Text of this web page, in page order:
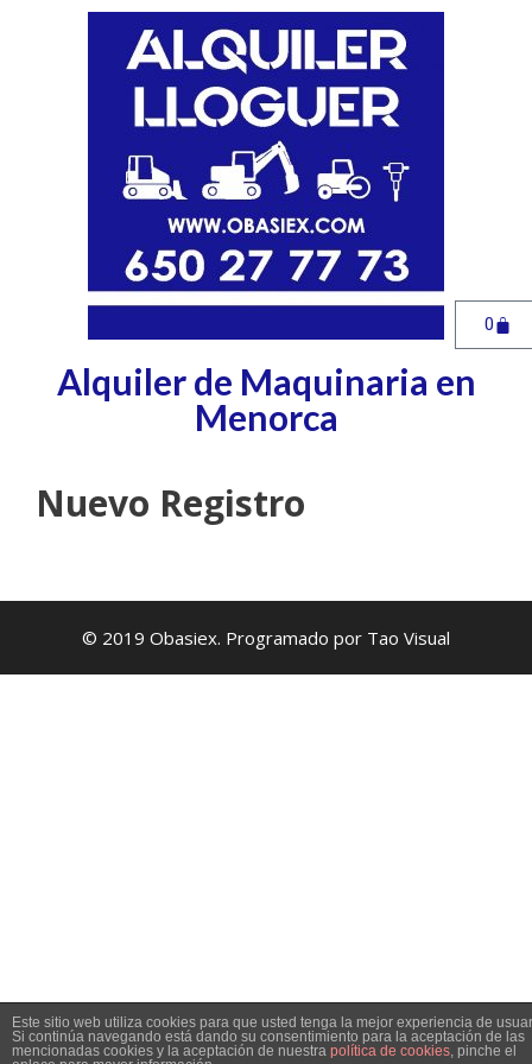
0
Alquiler de Maquinaria en
Menorca
Nuevo Registro
© 2019 Obasiex. Programado por Tao Visual
Este sitio web utiliza cookies para que usted tenga la mejor experiencia de
Si continúa navegando está dando su consentimiento para la aceptación de las
mencionadas cookies y la aceptación de nuestra política de cookies, pinche el